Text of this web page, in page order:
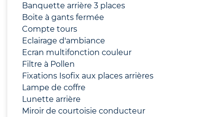
Banquette arrière 3 places
Boite à gants fermée
Compte tours
Eclairage d'ambiance
Ecran multifonction couleur
Filtre à Pollen
Fixations Isofix aux places arrières
Lampe de coffre
Lunette arrière
Miroir de courtoisie conducteur